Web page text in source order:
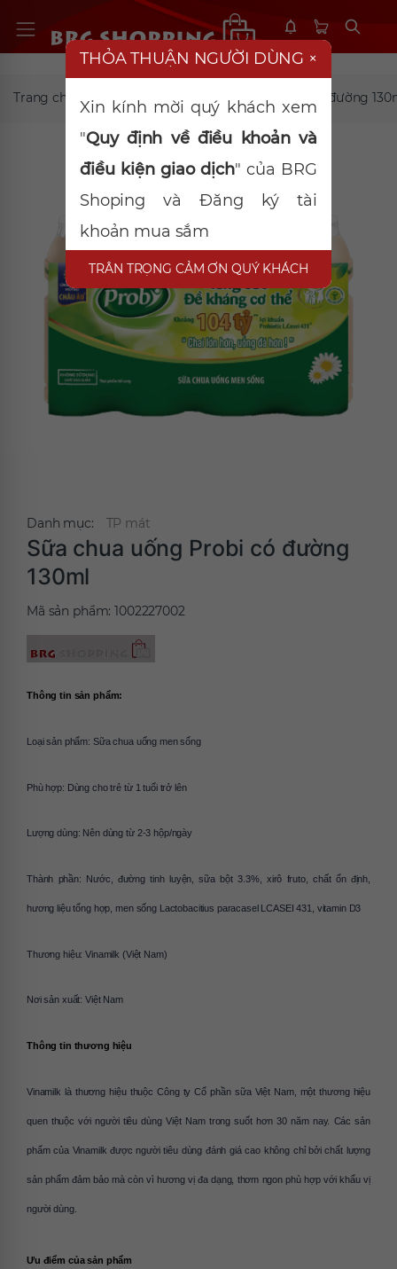
Trang chủ TP mát Sữa chua uống Probi có đường
Danh mục: TP mát
Sữa chua uống Probi có đường
130ml
Mã sản phẩm:1002227002
Thông tin sản phẩm:
Loại sản phẩm: Sữa chua uống men sống
Phù hợp: Dùng cho trẻ từ 1 tuổi trở lên
Lượng dùng: Nên dùng từ 2-3 hộp/ngày
Thành phần: Nước, đường tinh luyện, sữa bột 3.3%, xirô fruto, chất ổn định,
hương liệu tổng hợp, men sống Lactobacitius paracasel LCASEI 431, vitamin D3
Thương hiệu: Vinamilk (Việt Nam)
Nơi sản xuất: Việt Nam
Thông tin thương hiệu
Vinamilk là thương hiệu thuộc Công ty Cổ phần sữa Việt Nam, một thương hiệu
quen thuộc với người tiêu dùng Việt Nam trong suốt hơn 30 năm nay. Các sản
phẩm của Vinamilk được người tiêu dùng đánh giá cao không chỉ bởi chất lượng
sản phẩm đảm bảo mà còn vì hương vị đa dạng, thơm ngon phù hợp với khẩu vị
người dùng.
Ưu điểm của sản phẩm
THỎA THUẬN NGƯỜI DÙNG ×
Xin kính mời quý khách xem
"Quy định về điều khoản và
điều kiện giao dịch" của BRG
Shoping và Đăng ký tài
khoản mua sắm
TRÂN TRỌNG CẢM ƠN QUÝ KHÁCH